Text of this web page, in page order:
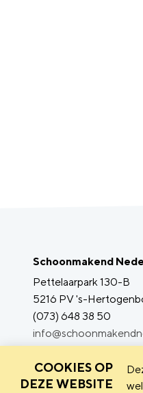
Schoonmakend
Pettelaarpark 130-B
5216 PV 's-
(073) 648 38 50
COOKIES OP
DEZE WEBSITE